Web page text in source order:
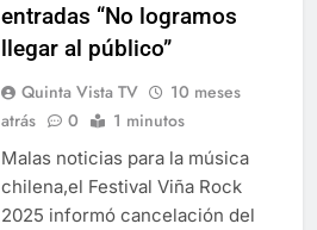
entradas “No logramos
llegar al público”
Quinta Vista TV
10 meses
atrás
0 1 minutos
Malas noticias para la música
chilena,el Festival Viña Rock
2025 informó cancelación del